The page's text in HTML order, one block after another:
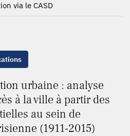
via le CASD
urbaine : analyse
à la ville à partir des
au sein de
(1911-2015)